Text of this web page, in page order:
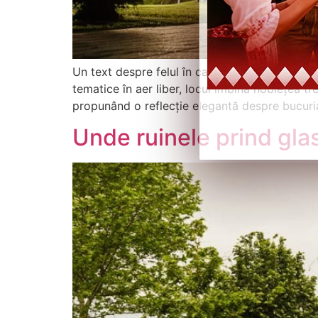
Un text despre felul în care Domeniile
tematice în aer liber, locul îmbină noblețea
propunând o reflecție elegantă despre
Unde ruinele prind